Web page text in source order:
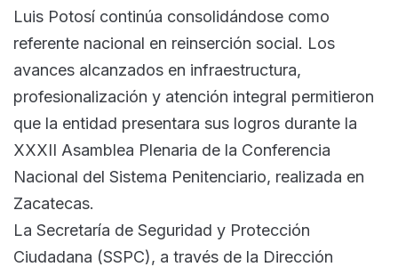
Luis Potosí continúa consolidándose como
referente nacional en reinserción social. Los
avances alcanzados en infraestructura,
profesionalización y atención integral permitieron
que la entidad presentara sus logros durante la
XXXII Asamblea Plenaria de la Conferencia
Nacional del Sistema Penitenciario, realizada en
Zacatecas.
La Secretaría de Seguridad y Protección
Ciudadana (SSPC), a través de la Dirección